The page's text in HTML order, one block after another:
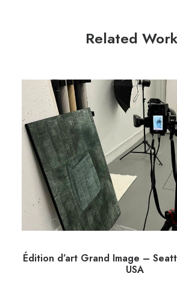
Related
Édition d’art Grand Image –
USA